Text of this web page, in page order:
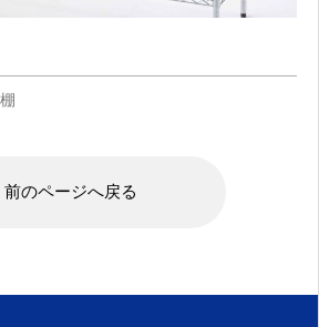
前のページへ戻る